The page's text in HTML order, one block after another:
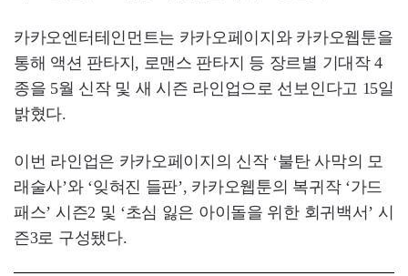
카카오엔터테인먼트는 카카오페이지와 카카오웹툰을
통해 액션 판타지, 로맨스 판타지 등 장르별 기대작 4
종을 5월 신작 및 새 시즌 라인업으로 선보인다고 15일
밝혔다.
이번 라인업은 카카오페이지의 신작 ‘불탄 사막의 모
래술사’와 ‘잊혀진 들판’, 카카오웹툰의 복귀작 ‘가드
패스’ 시즌2 및 ‘초심 잃은 아이돌을 위한 회귀백서’ 시
즌3로 구성됐다.